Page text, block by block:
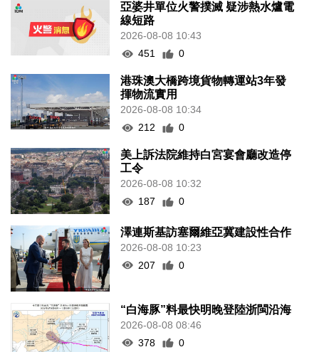
亞婆井單位火警撲滅 疑涉熱水爐電
線短路
2026-08-08 10:43
451
0
港珠澳大橋跨境貨物轉運站3年發
揮物流實用
2026-08-08 10:34
212
0
美上訴法院維持白宮宴會廳改造停
工令
2026-08-08 10:32
187
0
澤連斯基訪塞爾維亞冀建設性合作
2026-08-08 10:23
207
0
“白海豚”料最快明晚登陸浙閩沿海
2026-08-08 08:46
378
0